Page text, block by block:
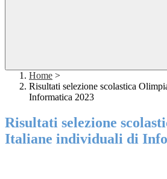
Home >
Risultati selezione scolastica
Informatica 2023
Risultati selezione
Italiane individuali di